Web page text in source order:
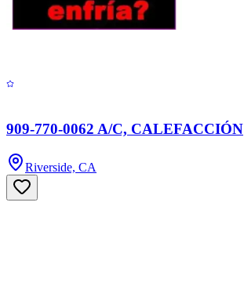
909-770-0062 A/C, CALEFACCIÓN
Riverside, CA